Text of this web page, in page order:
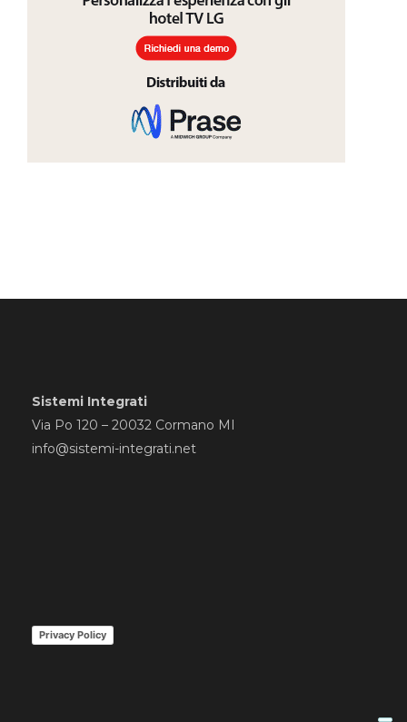
Sistemi Integrati
Via Po 120 – 20032 Cormano MI
info@sistemi-integrati.net
Privacy Policy